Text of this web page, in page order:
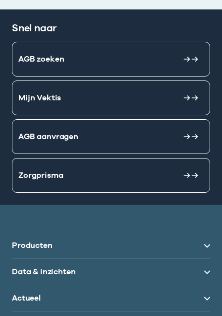
Snel naar
AGB zoeken
Mijn Vektis
AGB aanvragen
Zorgprisma
Producten
Data & inzichten
Actueel